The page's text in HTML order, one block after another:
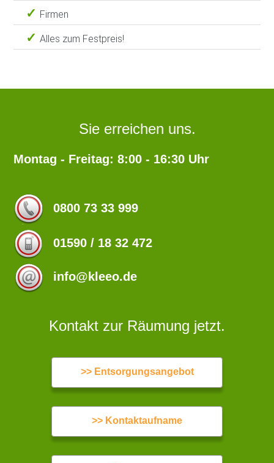
Firmen
Alles zum Festpreis!
Sie erreichen uns.
Montag - Freitag: 8:00 - 16:30 Uhr
0800 73 33 999
01590 / 18 32 472
info@kleeo.de
Kontakt zur Räumung jetzt.
>> Entsorgungsangebot
>> Kontaktaufname